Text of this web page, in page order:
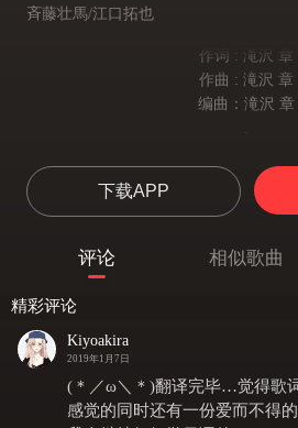
斉藤壮馬/江口拓也
作词 : 滝沢 章
作曲 : 滝沢 章
编曲：滝沢 章
翼：終発後も眠らない街を 千鳥
终电发车后也未眠的大街 步
翼：一瞬でも目を離せば ほら
只在眼波流转间 看吧 就让
.
志：羞恥心とか自制心とか 欠片も失
羞耻心也罢自制心也罢 统统
志：超絶メンドくさいけど その笑
虽然超级麻烦 但那般妩媚的笑
.
下载APP
评论 相似歌曲
精彩评论
Kiyoakira
2019年1月7日
(＊／ω＼＊)翻译完毕…觉得歌
感觉的同时还有一份爱而不得